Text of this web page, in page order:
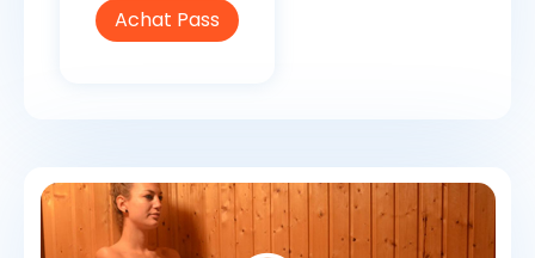
Achat Pass